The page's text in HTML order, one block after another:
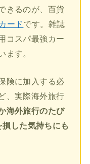
きるのが、百貨
ードです。雑誌
コスパ最強カー
ます。
険に加入する必
、実際海外旅行
海外旅行のたび
した気持ちにも